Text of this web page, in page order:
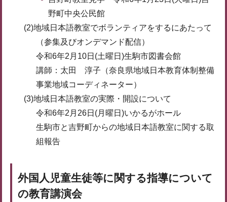
野町中央公民館
(2)地域日本語教室でボランティアをするにあたって
（参集及びオンデマンド配信）
令和6年2月10日(土曜日)生駒市図書会館
講師：太田 淳子（奈良県地域日本教育体制整備
事業地域コーディネーター）
(3)地域日本語教室の実際・開設について
令和6年2月26日(月曜日)いかるがホール
生駒市と吉野町からの地域日本語教室に関する取
組報告
外国人児童生徒等に関する指導について
の教育講演会